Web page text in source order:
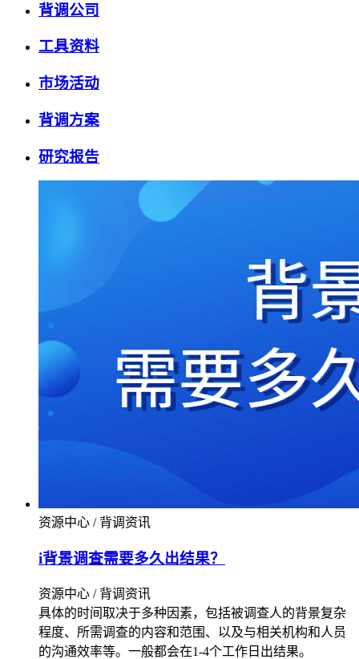
背调公司
工具资料
市场活动
背调方案
研究报告
资源中心 / 背调资讯
i背景调查需要多久出结果？
资源中心 / 背调资讯
具体的时间取决于多种因素，包括被调查人的背景复杂
程度、所需调查的内容和范围、以及与相关机构和人员
的沟通效率等。一般都会在1-4个工作日出结果。